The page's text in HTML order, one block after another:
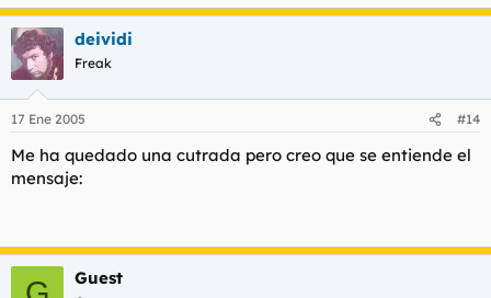
deividi
Freak
17 Ene 2005 #14
Me ha quedado una cutrada pero creo que se entiende el
mensaje:
Guest